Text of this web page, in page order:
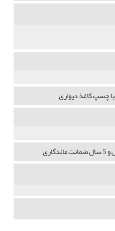
چسپ کاغذ دیواری